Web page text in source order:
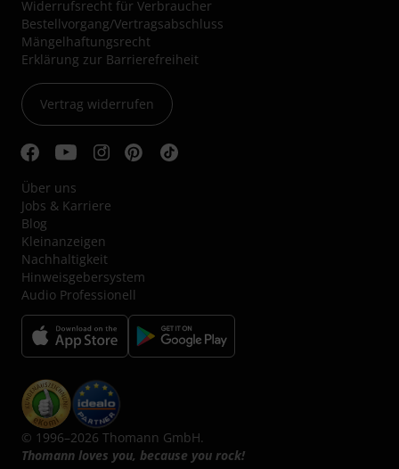
Widerrufsrecht für Verbraucher
Bestellvorgang/Vertragsabschluss
Mängelhaftungsrecht
Erklärung zur Barrierefreiheit
Vertrag widerrufen
Über uns
Jobs & Karriere
Blog
Kleinanzeigen
Nachhaltigkeit
Hinweisgebersystem
Audio Professionell
© 1996–2026 Thomann GmbH.
Thomann loves you, because you rock!